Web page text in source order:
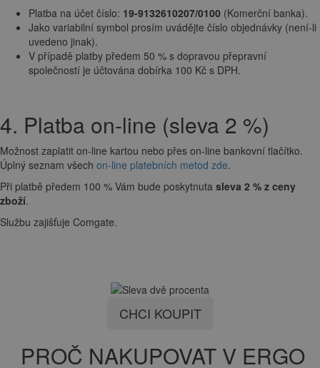
Platba na účet číslo: 19-9132610207/0100 (Komerční banka).
Jako variabilní symbol prosím uvádějte číslo objednávky (není-li
uvedeno jinak).
V případě platby předem 50 % s dopravou přepravní
společností je účtována dobírka 100 Kč s DPH.
4. Platba on-line (sleva 2 %)
Možnost zaplatit on-line kartou nebo přes on-line bankovní tlačítko.
Úplný seznam všech on-line platebních metod zde.
Při platbě předem 100 % Vám bude poskytnuta sleva 2 % z ceny
zboží.
Službu zajišťuje Comgate.
CHCI KOUPIT
PROČ NAKUPOVAT V ERGO